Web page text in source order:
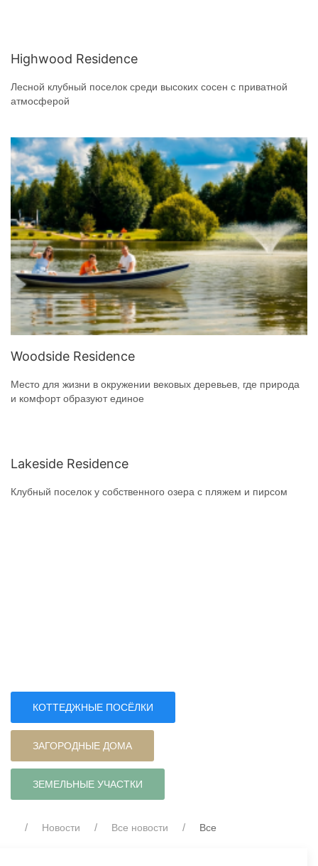
Highwood Residence
Лесной клубный поселок среди высоких сосен с приватной
атмосферой
Woodside Residence
Место для жизни в окружении вековых деревьев, где природа
и комфорт образуют единое
Lakeside Residence
Клубный поселок у собственного озера с пляжем и пирсом
КОТТЕДЖНЫЕ ПОСЁЛКИ
ЗАГОРОДНЫЕ ДОМА
ЗЕМЕЛЬНЫЕ УЧАСТКИ
Новости Все новости Все